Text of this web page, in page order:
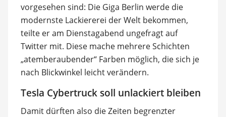
vorgesehen sind: Die Giga Berlin werde die
modernste Lackiererei der Welt bekommen,
teilte er am Dienstagabend ungefragt auf
Twitter mit. Diese mache mehrere Schichten
„atemberaubender“ Farben möglich, die sich je
nach Blickwinkel leicht verändern.
Tesla Cybertruck soll unlackiert bleiben
Damit dürften also die Zeiten begrenzter